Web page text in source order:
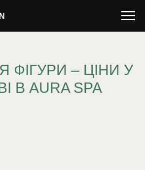
ФІГУРИ – ЦІНИ У
В AURA SPA